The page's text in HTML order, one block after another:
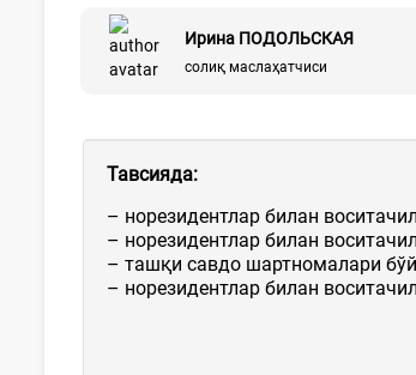
Ирина ПОДОЛЬСКАЯ
солиқ маслаҳатчиси
Тавсияда:
– норезидентлар билан
– норезидентлар билан
– ташқи савдо шартномалари
– норезидентлар билан